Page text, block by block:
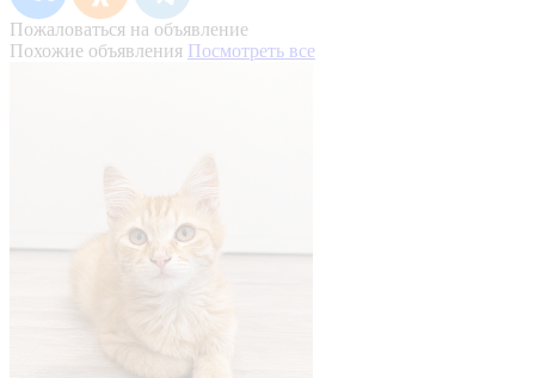
Пожаловаться на объявление
Похожие объявления Посмотреть все